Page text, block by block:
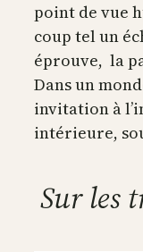
point de vue
coup tel un
éprouve, la
Dans un
invitation à
intérieure,
Sur les